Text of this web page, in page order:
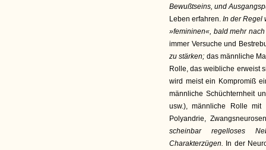
Bewußtseins, und
Leben erfahren.In der Regel
»femininen«, bald mehr
immer Versuche und
zu stärken; das männliche
Rolle, das weibliche erweist
wird meist ein Kompromiß
männliche Schüchternheit
usw.), männliche Rolle mit
Polyandrie,
scheinbar regelloses
Charakterzügen. In der